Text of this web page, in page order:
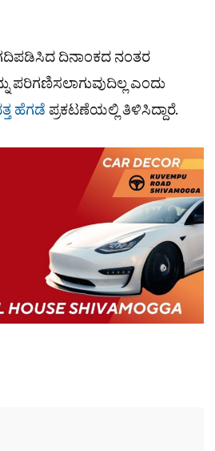
ದಿನಾಂಕದ ನಂತರ
ಪರಿಗಣಿಸಲಾಗುವುದಿಲ್ಲ ಎಂದು
ಹೆಗಡೆ ಪ್ರಕಟಣೆಯಲ್ಲಿ ತಿಳಿಸಿದ್ದಾರೆ.